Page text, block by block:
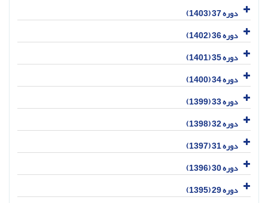
دوره 37 (1403)
دوره 36 (1402)
دوره 35 (1401)
دوره 34 (1400)
دوره 33 (1399)
دوره 32 (1398)
دوره 31 (1397)
دوره 30 (1396)
دوره 29 (1395)